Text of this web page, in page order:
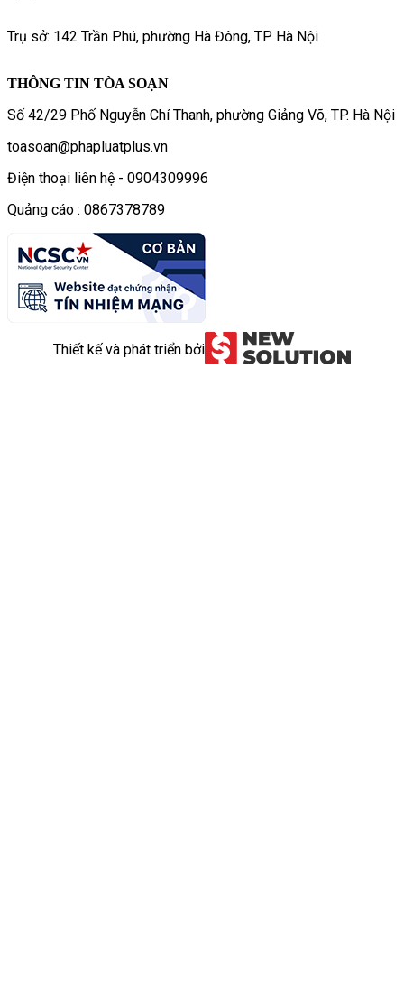
Trụ sở: 142 Trần Phú, phường Hà Đông, TP Hà Nội
THÔNG TIN TÒA SOẠN
Số 42/29 Phố Nguyễn Chí Thanh, phường Giảng Võ, TP. Hà Nội
toasoan@phapluatplus.vn
Điện thoại liên hệ - 0904309996
Quảng cáo : 0867378789
Thiết kế và phát triển bởi